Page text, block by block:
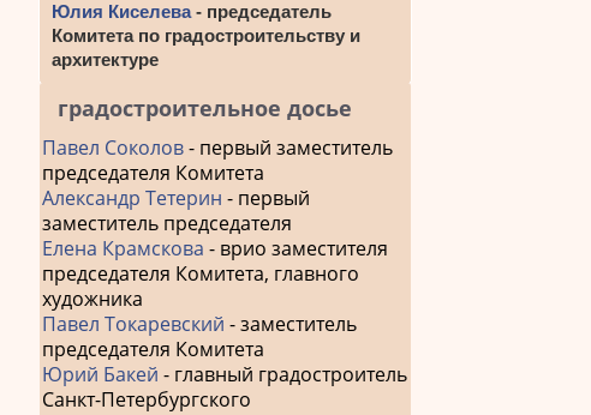
Юлия Киселева- председатель
Комитета по градостроительству и
архитектуре
градостроительное досье
Павел Соколов- первый заместитель
председателя Комитета
Александр Тетерин - первый
заместитель председателя
Елена Крамскова - врио заместителя
председателя Комитета, главного
художника
Павел Токаревский - заместитель
председателя Комитета
Юрий Бакей - главный градостроитель
Санкт-Петербургского